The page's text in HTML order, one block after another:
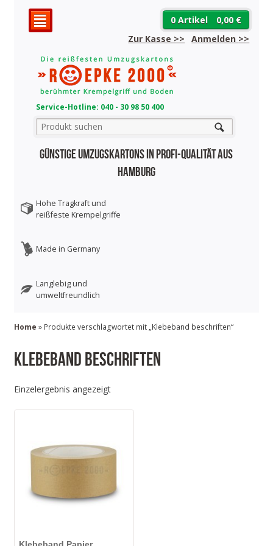
0 Artikel
0,00 €
Zur Kasse >>
Anmelden >>
Service-Hotline: 040 - 30 98 50 400
²
Günstige Umzugskartons in Profi-Qualität aus
Hamburg
Hohe Tragkraft und
reißfeste Krempelgriffe
Made in Germany
Langlebig und
umweltfreundlich
Home » Produkte verschlagwortet mit „Klebeband beschriften“
Klebeband beschriften
Einzelergebnis angezeigt